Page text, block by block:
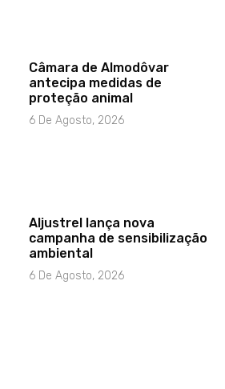
Câmara de Almodôvar
antecipa medidas de
proteção animal
6 De Agosto, 2026
Aljustrel lança nova
campanha de sensibilização
ambiental
6 De Agosto, 2026